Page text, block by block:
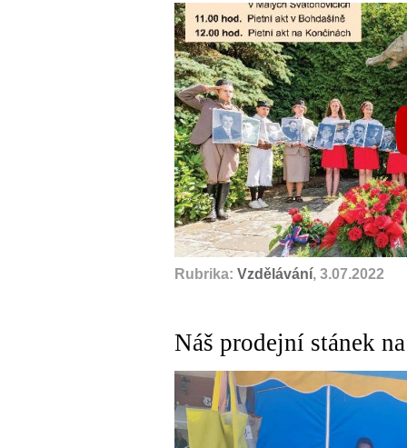
Rubrika: Vzdělávání, 3.07.2022
Náš prodejní stánek